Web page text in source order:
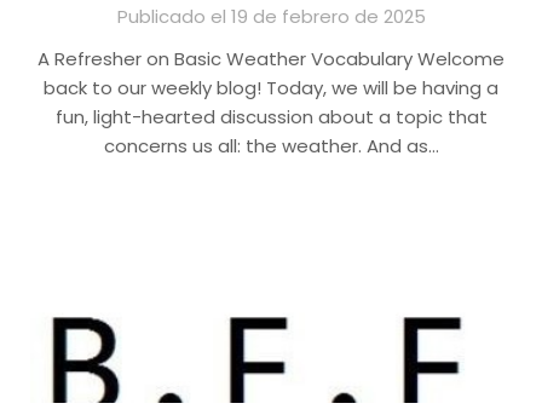
Publicado el 19 de febrero de 2025
A Refresher on Basic Weather Vocabulary Welcome
back to our weekly blog! Today, we will be having a
fun, light-hearted discussion about a topic that
concerns us all: the weather. And as…